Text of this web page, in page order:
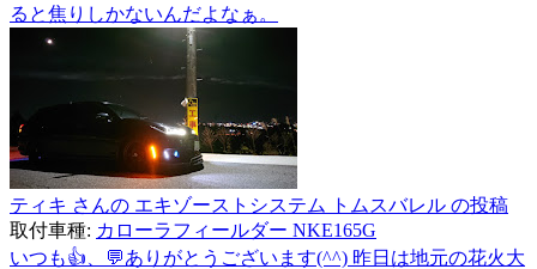
ると焦りしかないんだよなぁ。
ティキ さんの エキゾーストシステム トムスバレル の投稿
取付車種: カローラフィールダー NKE165G
いつも👍、💬ありがとうございます(^^) 昨日は地元の花火大